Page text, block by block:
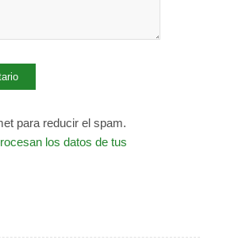
para reducir el spam.
los datos de tus